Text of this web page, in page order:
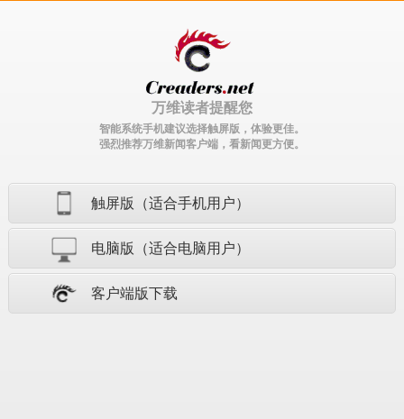
万维读者提醒您
智能系统手机建议选择触屏版，体验更佳。
强烈推荐万维新闻客户端，看新闻更方便。
触屏版（适合手机用户）
电脑版（适合电脑用户）
客户端版下载